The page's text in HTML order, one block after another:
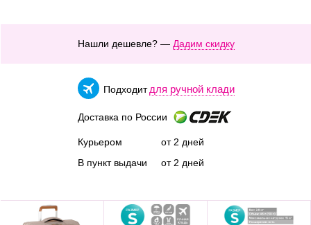
Нашли дешевле? — Дадим скидку
Подходит для ручной клади
Доставка по России
Курьером
В пункт выдачи
от 2 дней
от 2 дней